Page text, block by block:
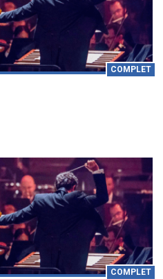
COMPLET
COMPLET